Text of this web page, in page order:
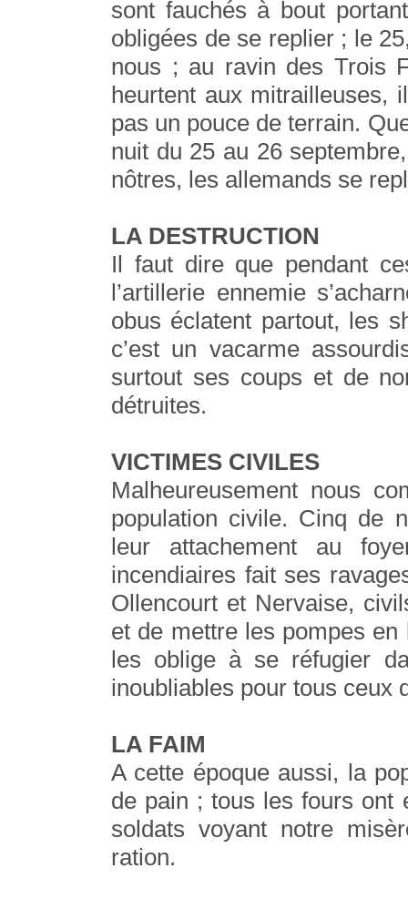
sont fauchés à bout
obligées de se replier ; le
nous ; au ravin des Trois
heurtent aux mitrailleuses,
pas un pouce de terrain.
nuit du 25 au 26
nôtres, les allemands se
LA DESTRUCTION
Il faut dire que pendant
l’artillerie ennemie
obus éclatent partout, les
c’est un vacarme
surtout ses coups et de
détruites.
VICTIMES CIVILES
Malheureusement nous
population civile. Cinq de
leur attachement au
incendiaires fait ses
Ollencourt et Nervaise,
et de mettre les pompes
les oblige à se réfugier
inoubliables pour tous ceux
LA FAIM
A cette époque aussi, la
de pain ; tous les fours ont
soldats voyant notre
ration.